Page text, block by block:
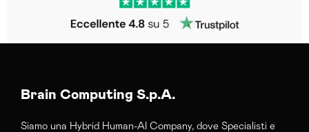
Brain Computing S.p.A.
Siamo una Hybrid Human-AI Company, dove Specialisti e